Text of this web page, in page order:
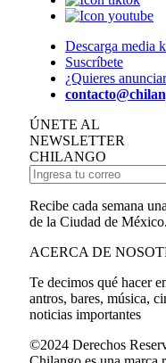
Descarga media
Suscríbete
¿Quieres
ÚNETE AL
NEWSLETTER
CHILANGO
Recibe cada semana
de la Ciudad de México.
ACERCA DE
Te decimos qué hacer
antros, bares, música,
noticias importantes
©2024 Derechos